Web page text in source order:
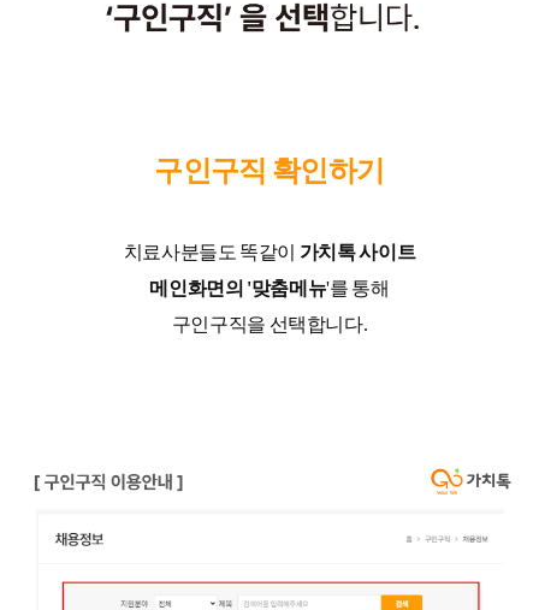
구인구직 확인하기
치료사분들도 똑같이 가치톡 사이트
메인화면의 '맞춤메뉴'를 통해
구인구직을 선택합니다.